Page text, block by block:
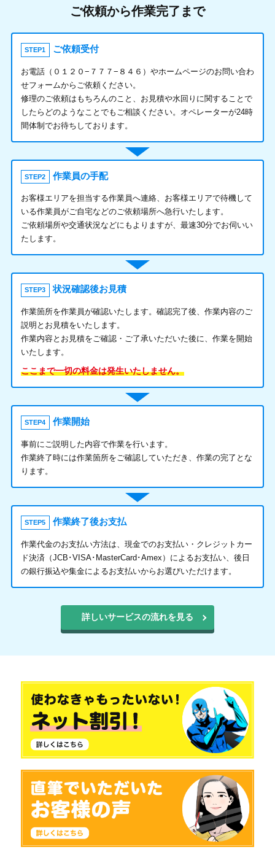
ご依頼から作業完了まで
STEP1 ご依頼受付
お電話（０１２０−７７７−８４６）やホームページのお問い合わ
せフォームからご依頼ください。
修理のご依頼はもちろんのこと、お見積や水回りに関することで
したらどのようなことでもご相談ください。オペレーターが24時
間体制でお待ちしております。
STEP2 作業員の手配
お客様エリアを担当する作業員へ連絡、お客様エリアで待機して
いる作業員がご自宅などのご依頼場所へ急行いたします。
ご依頼場所や交通状況などにもよりますが、最速30分でお伺いい
たします。
STEP3 状況確認後お見積
作業箇所を作業員が確認いたします。確認完了後、作業内容のご
説明とお見積をいたします。
作業内容とお見積をご確認・ご了承いただいた後に、作業を開始
いたします。
ここまで一切の料金は発生いたしません。
STEP4 作業開始
事前にご説明した内容で作業を行います。
作業終了時には作業箇所をご確認していただき、作業の完了とな
ります。
STEP5 作業終了後お支払
作業代金のお支払い方法は、現金でのお支払い・クレジットカー
ド決済（JCB･VISA･MasterCard･Amex）によるお支払い、後日
の銀行振込や集金によるお支払いからお選びいただけます。
詳しいサービスの流れを見る